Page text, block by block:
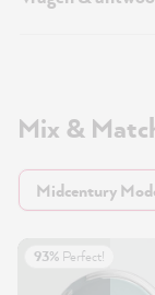
Mix &
Midcentury
93% Perfect!